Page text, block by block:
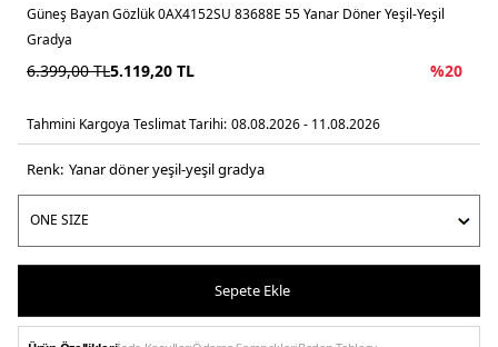
Güneş Bayan Gözlük 0AX4152SU 83688E 55 Yanar Döner Yeşil-Yeşil
Gradya
6.399,00TL5.119,20 TL %20
Tahmini Kargoya Teslimat Tarihi: 08.08.2026 - 11.08.2026
Renk: yanar döner yeşil-yeşil gradya
Sepete Ekle